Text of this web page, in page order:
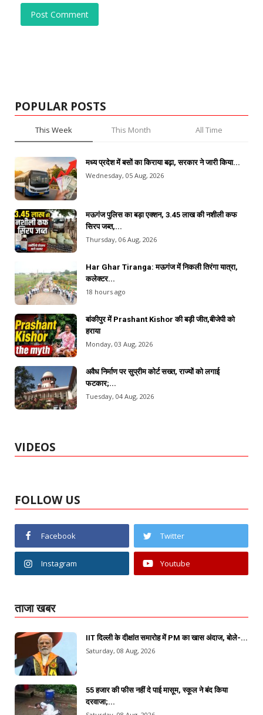
Post Comment
POPULAR POSTS
This Week This Month All Time
मध्य प्रदेश में बसों का किराया बढ़ा, सरकार ने जारी किया...
Wednesday, 05 Aug, 2026
मऊगंज पुलिस का बड़ा एक्शन, 3.45 लाख की नशीली कफ
सिरप जब्त,...
Thursday, 06 Aug, 2026
Har Ghar Tiranga: मऊगंज में निकली तिरंगा यात्रा,
कलेक्टर...
18 hours ago
बांकीपुर में Prashant Kishor की बड़ी जीत,बीजेपी को
हराया
Monday, 03 Aug, 2026
अवैध निर्माण पर सुप्रीम कोर्ट सख्त, राज्यों को लगाई
फटकार;...
Tuesday, 04 Aug, 2026
VIDEOS
FOLLOW US
Facebook Twitter
Instagram Youtube
ताजा खबर
IIT दिल्ली के दीक्षांत समारोह में PM का खास अंदाज, बोले-...
Saturday, 08 Aug, 2026
55 हजार की फीस नहीं दे पाई मासूम, स्कूल ने बंद किया
दरवाजा;...